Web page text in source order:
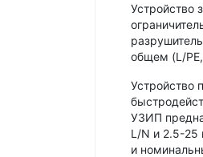
Устройство
общем (L/
Устройство
УЗИП
L/N и 2.5-25
и